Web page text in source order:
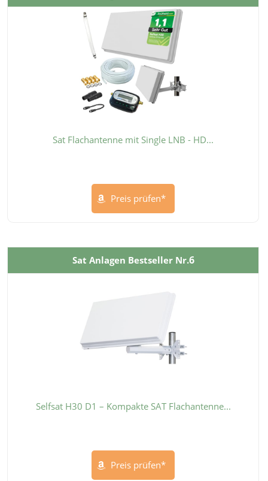
Sat Flachantenne mit Single LNB - HD...
Preis prüfen*
Sat Anlagen Bestseller Nr.6
Selfsat H30 D1 – Kompakte SAT Flachantenne...
Preis prüfen*